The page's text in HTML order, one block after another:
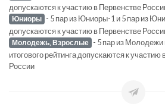
допускаются к участию в Первенстве
Юниоры - 5 пар из Юниоры-1 и 5 пар из
допускаются к участию в Первенстве
Молодежь, Взрослые - 5 пар из Молодежи
итогового рейтинга допускаются к
России